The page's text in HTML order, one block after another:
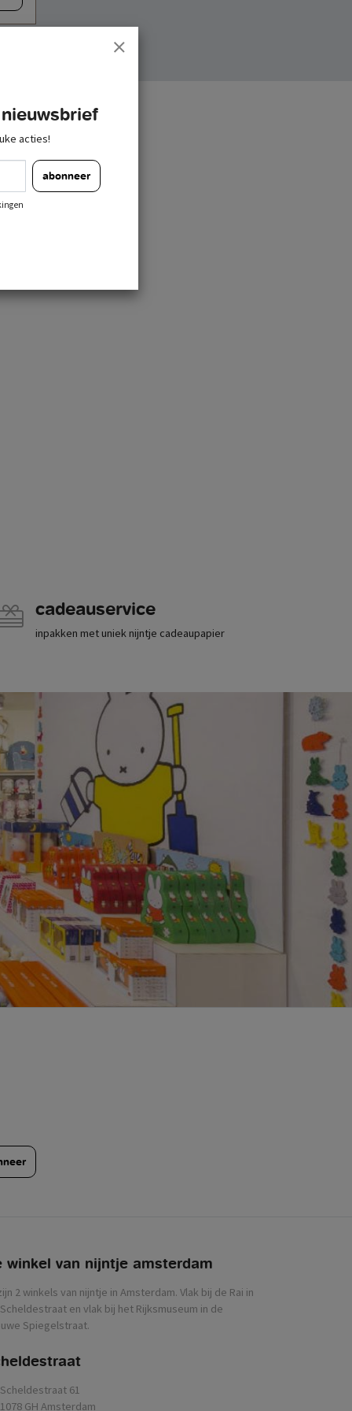
cadeauservice
inpakken met uniek nijntje cadeaupapier
winkel van nijntje
2 winkels van nijntje in Amsterdam. Vlak bij de Rai in
en vlak bij het Rijksmuseum in de
Spiegelstraat.
Scheldestraat 61
1078 GH Amsterdam
acties!
abonneer